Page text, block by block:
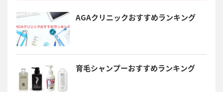
AGAクリニックおすすめランキング
育毛シャンプーおすすめランキング